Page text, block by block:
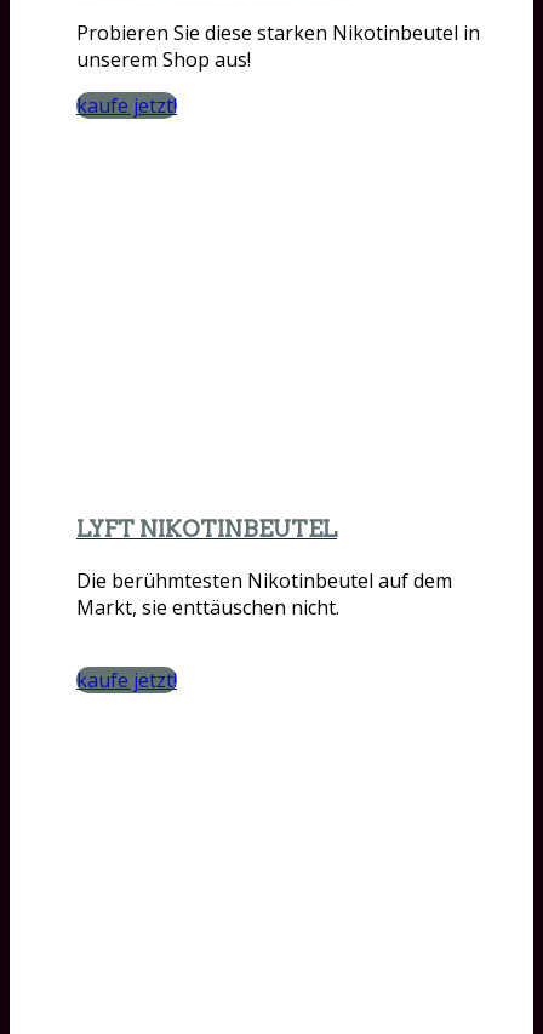
Probieren Sie diese starken Nikotinbeutel in
unserem Shop aus!
kaufe jetzt!
LYFT NIKOTINBEUTEL
Die berühmtesten Nikotinbeutel auf dem
Markt, sie enttäuschen nicht.
kaufe jetzt!